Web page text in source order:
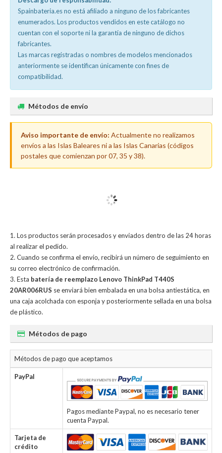
Spainbateria.es no está afiliado a ninguno de los fabricantes
enumerados. Los productos vendidos en este catálogo no
cuentan con el soporte ni la garantía de ninguno de dichos
fabricantes.
Las marcas registradas o nombres de modelos mencionados
anteriormente se identifican únicamente con fines de
compatibilidad.
Métodos de envío
Aviso importante de envío: Actualmente no realizamos
envíos a las Islas Baleares ni a las Islas Canarias (códigos
postales que comienzan por 07, 35 y 38).
Los productos serán procesados y enviados dentro de las 24 horas
al realizar el pedido.
Cuando se confirma el envío, recibirá un número de seguimiento en
su correo electrónico de confirmación.
Esta batería de reemplazo Lenovo ThinkPad T440S
20AR006RUS se enviará bien embalada en una bolsa antiestática, en
una caja acolchada con esponja y posteriormente sellada en una bolsa
de plástico.
Métodos de pago
Métodos de pago que aceptamos
PayPal
Pagos mediante Paypal, no es necesario tener
cuenta Paypal.
Tarjeta de
crédito